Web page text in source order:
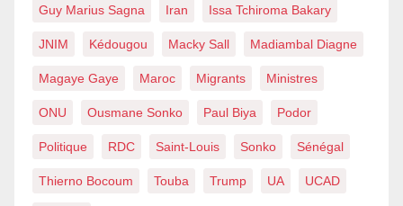
Guy Marius Sagna Iran Issa Tchiroma Bakary
JNIM Kédougou Macky Sall Madiambal Diagne
Magaye Gaye Maroc Migrants Ministres
ONU Ousmane Sonko Paul Biya Podor
Politique RDC Saint-Louis Sonko Sénégal
Thierno Bocoum Touba Trump UA UCAD